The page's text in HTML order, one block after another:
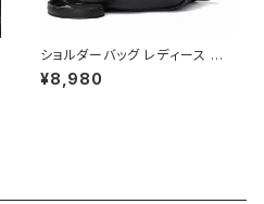
ショルダーバッグ レディース 斜
めがけ 小さめ 2way バッグ 合
皮 軽量 ミニバッグ おしゃれ 可
¥8,980